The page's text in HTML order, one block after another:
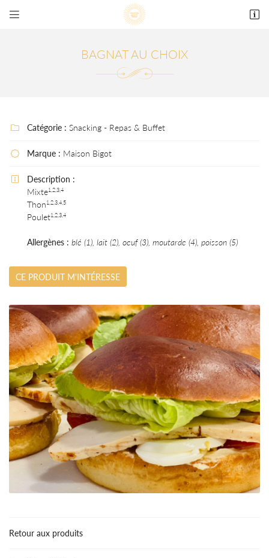
 
 Adresse email de réception
En cochant cette case, vous consentez à recevoir nos propositions commerciales à
l'adresse email indiqué ci-dessus. Vous pouvez vous désinscrire à tout moment en utilisant
BAGNAT AU CHOIX
 Catégorie : Snacking - Repas & Buffet
 Marque : Maison Bigot

Description :
Mixte1,2,3,4
Thon1,2,3,4,5
Poulet1,2,3,4
Allergènes : blé (1), lait (2), oeuf (3), moutarde (4), poisson (5)
CE PRODUIT M'INTÉRESSE
Retour aux produits